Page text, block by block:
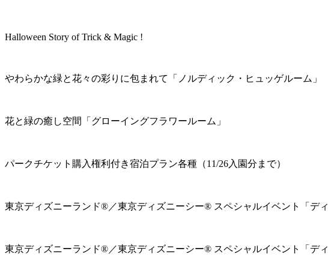
Halloween Story of Trick & Magic !
やわらかな緑と花々の彩りに包まれて「ノルディック・ヒュッゲルーム」
花と緑の癒し空間「グローイングフラワールーム」
パークチケット購入権利付き宿泊プラン各種（11/26入園分まで）
東京ディズニーランド®／東京ディズニーシー® スペシャルイベント「デ
東京ディズニーランド®／東京ディズニーシー® スペシャルイベント「デ